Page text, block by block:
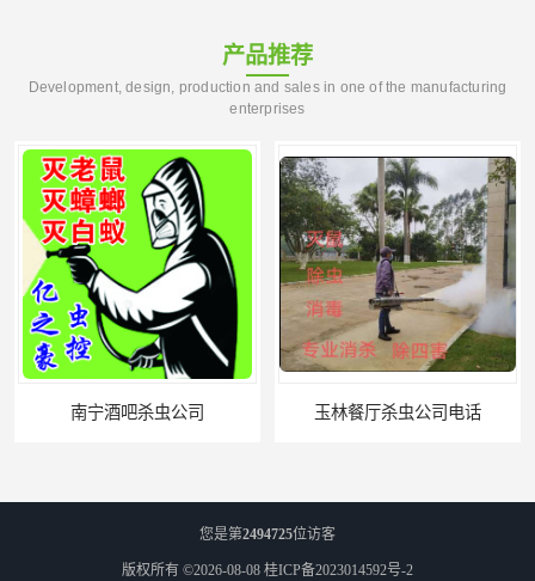
产品推荐
Development, design, production and sales in one of the manufacturing
enterprises
吧杀虫公司 玉林餐厅杀虫公司电话
您是第2494725位访客
版权所有 ©2026-08-08 桂ICP备2023014592号-2